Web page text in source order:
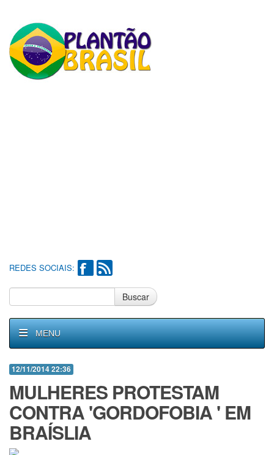
REDES SOCIAIS:
Buscar
MENU
12/11/2014 22:36
MULHERES PROTESTAM
CONTRA 'GORDOFOBIA ' EM
BRAÍSLIA